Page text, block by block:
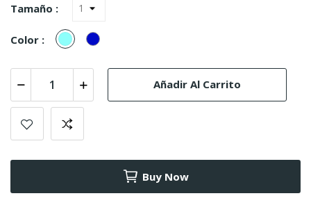
Tamaño :
Color : Menta
(99491)
Azulão
Añadir Al Carrito
Buy Now